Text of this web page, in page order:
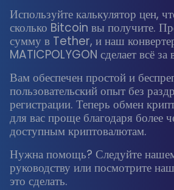
Используйте калькулятор цен,
сколько Bitcoin вы получите.
сумму в Tether, и наш
MATICPOLYGON сделает всё за
Вам обеспечен простой и
пользовательский опыт без
регистрации. Теперь обмен
для вас проще благодаря более
доступным криптовалютам.
Нужна помощь? Следуйте
руководству или посмотрите
это сделать.